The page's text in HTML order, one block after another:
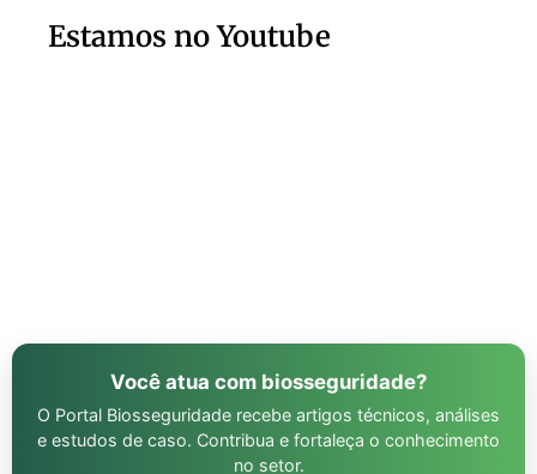
Estamos no Youtube
Você atua com biosseguridade?
O Portal Biosseguridade recebe artigos técnicos, análises
e estudos de caso. Contribua e fortaleça o conhecimento
no setor.